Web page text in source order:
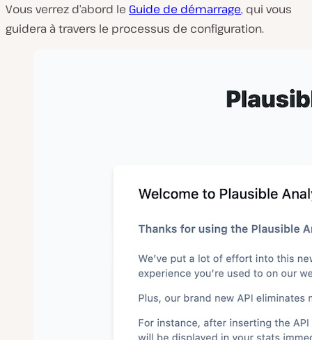
Vous verrez d’abord le Guide de démarrage, qui vous
guidera à travers le processus de configuration.